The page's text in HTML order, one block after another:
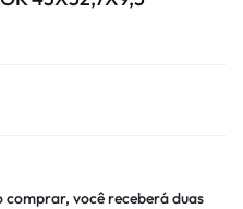
comprar, você receberá duas